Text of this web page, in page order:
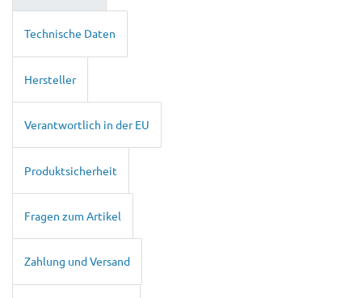
Technische Daten
Hersteller
Verantwortlich in der EU
Produktsicherheit
Fragen zum Artikel
Zahlung und Versand